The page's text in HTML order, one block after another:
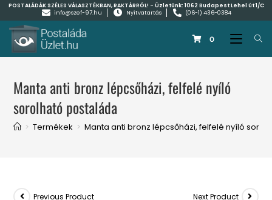
POSTALÁDÁK SZÉLES VÁLASZTÉKBAN, RAKTÁRRÓL! - Üzletünk: 1062 Budapest Lehel út 1/C
info@szef-97.hu
Nyitvatartás (06-1) 436-0384
0
Manta anti bronz lépcsőházi, felfelé nyíló
sorolható postaláda
> Termékek > Manta anti bronz lépcsőházi, felfelé nyíló
Previous Product Next Product